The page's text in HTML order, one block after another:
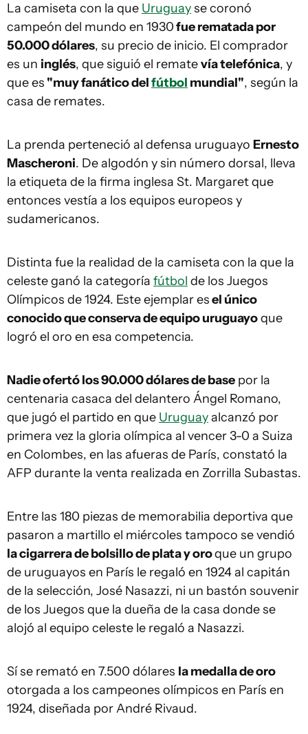
La camiseta con la que Uruguayse coronó
campeón del mundo en 1930fue rematada por
50.000 dólares, su precio de inicio. El comprador
es un inglés, que siguió el rematevía telefónica, y
que es "muy fanático delfútbol mundial", según la
casa de remates.
La prenda perteneció al defensa uruguayo Ernesto
Mascheroni. De algodón y sin número dorsal, lleva
la etiqueta de la firma inglesa St. Margaret que
entonces vestía a los equipos europeos y
sudamericanos.
Distinta fue la realidad de la camiseta con la que la
celeste ganó la categoría fútbol de los Juegos
Olímpicos de 1924. Este ejemplar esel único
conocido que conserva de equipo uruguayoque
logró el oro en esa competencia.
Nadie ofertó los 90.000 dólares de base por la
centenaria casaca del delantero Ángel Romano,
que jugó el partido en que Uruguayalcanzó por
primera vez la gloria olímpica al vencer 3-0 a Suiza
en Colombes, en las afueras de París, constató la
AFP durante la venta realizada en Zorrilla Subastas.
Entre las 180 piezas de memorabilia deportiva que
pasaron a martillo el miércoles tampoco se vendió
la cigarrera de bolsillo de plata y oroque un grupo
de uruguayos en París le regaló en 1924 al capitán
de la selección, José Nasazzi, ni un bastón souvenir
de los Juegos que la dueña de la casa donde se
alojó al equipo celeste le regaló a Nasazzi.
Sí se remató en 7.500 dólares la medalla de oro
otorgada a los campeones olímpicos en París en
1924, diseñada por André Rivaud.